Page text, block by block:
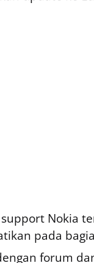
Nokia
pada
forum